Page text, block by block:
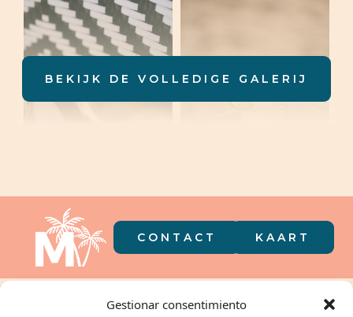
Gestionar consentimiento
BEKIJK DE VOLLEDIGE GALERIJ
CONTACT KAART
De camping in